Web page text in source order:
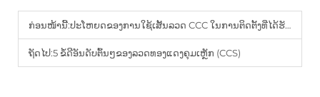
ກ່ອນໜ້ານີ້:ປະໂຫຍດຂອງການໃຊ້ເສັ້ນລວດ CCC ໃນການຕິດຕັ້ງທີ່ໄດ້ຮັບການຢັ້ງຢືນ
ຖັດໄປ:5 ຂໍ້ດີອັນດັບຕົ້ນໆຂອງລວດທອງແດງຄຸມເຫຼັກ (CCS)